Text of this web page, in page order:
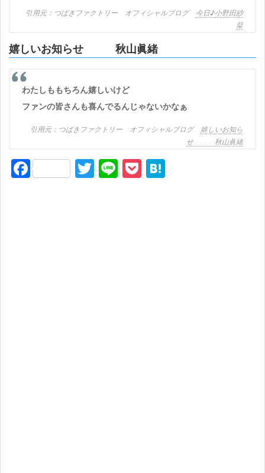
つばきファクトリー オフィシャルブログ 今日♪小野田紗
栞
嬉しいお知らせ 秋山眞緒
わたしももちろん嬉しいけど
ファンの皆さんも喜んでるんじゃないかなぁ
つばきファクトリー オフィシャルブログ 嬉しいお知ら
せ 秋山眞緒
F
T
Li
P